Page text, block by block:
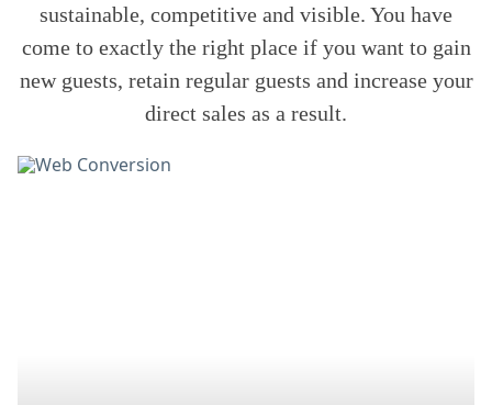
sustainable, competitive and visible. You have
come to exactly the right place if you want to gain
new guests, retain regular guests and increase your
direct sales as a result.